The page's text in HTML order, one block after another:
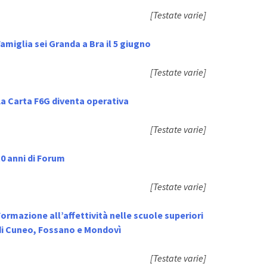
[Testate varie]
sei Granda a Bra il 5 giugno
[Testate varie]
Carta F6G diventa operativa
[Testate varie]
anni di Forum
[Testate varie]
all’affettività nelle scuole superiori
Cuneo, Fossano e Mondovì
[Testate varie]